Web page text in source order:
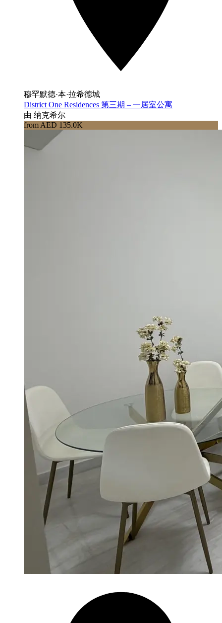
穆罕默德·本·拉希德城
District One Residences 第三期 – 一居室公寓
由 纳克希尔
from AED 135.0K